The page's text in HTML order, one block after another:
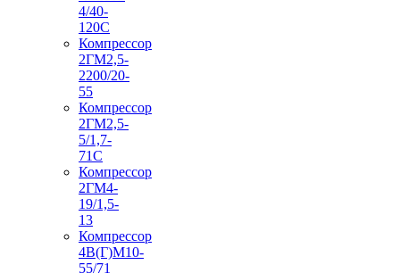
4/40-
120С
Компрессор
2ГМ2,5-
2200/20-
55
Компрессор
2ГМ2,5-
5/1,7-
71С
Компрессор
2ГМ4-
19/1,5-
13
Компрессор
4В(Г)М10-
55/71